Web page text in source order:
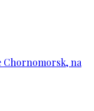
Chornomorsk, na